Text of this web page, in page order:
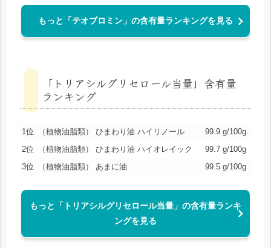
もっと「テオブロミン」の含有量ランキングを見る
「トリアシルグリセロール当量」含有量
ランキング
1位 （植物油脂類） ひまわり油 ハイリノール
99.9 g/100g
2位
（植物油脂類） ひまわり油 ハイオレイック
99.7 g/100g
3位
（植物油脂類） あまに油 99.5 g/100g
もっと「トリアシルグリセロール当量」の含有量ランキ
ングを見る